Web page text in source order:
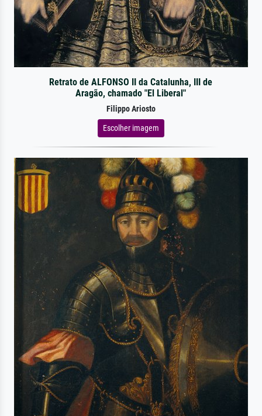
Retrato de ALFONSO II da Catalunha, III de
Aragão, chamado "El Liberal"
Filippo Ariosto
Escolher imagem